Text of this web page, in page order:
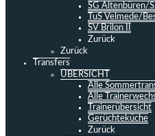
SG Altenbüren/
TuS Velmede/
SV Brilon II
Zurück
Zurück
Transfers
ÜBERSICHT
Alle
Alle
Trainerübersicht
Gerüchteküche
Zurück